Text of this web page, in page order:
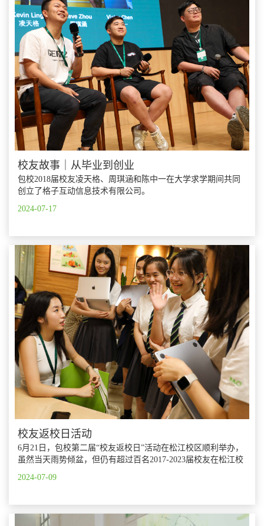
校友故事｜从毕业到创业
包校2018届校友凌天格、周琪涵和陈中一在大学求学期间共同
创立了格子互动信息技术有限公司。
2024-07-17
校友返校日活动
6月21日，包校第二届“校友返校日”活动在松江校区顺利举办，
虽然当天雨势倾盆，但仍有超过百名2017-2023届校友在松江校
2024-07-09